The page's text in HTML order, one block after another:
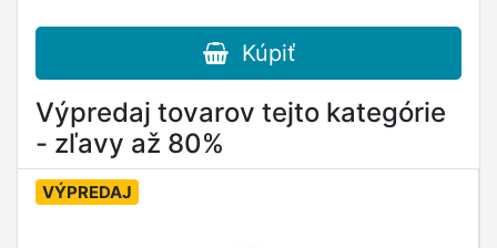
Kúpiť
Výpredaj tovarov tejto kategórie
- zľavy až 80%
VÝPREDAJ